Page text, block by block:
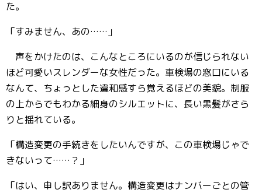
た。
「すみません、あの……」
声をかけたのは、こんなところにいるのが信じられない
ほど可愛いスレンダーな女性だった。車検場の窓口にいる
なんて、ちょっとした違和感すら覚えるほどの美貌。制服
の上からでもわかる細身のシルエットに、長い黒髪がさら
りと揺れている。
「構造変更の手続きをしたいんですが、この車検場じゃで
きないって……？」
「はい、申し訳ありません。構造変更はナンバーごとの管